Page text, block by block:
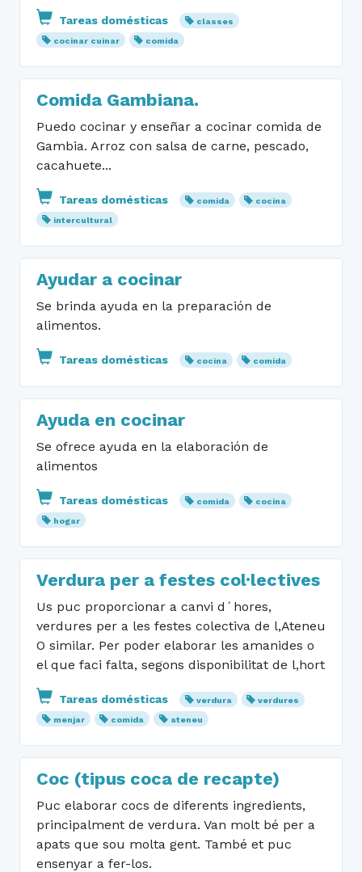
Tareas domésticas
classes
cocinar cuinar
comida
Comida Gambiana.
Puedo cocinar y enseñar a cocinar comida de
Gambia. Arroz con salsa de carne, pescado,
cacahuete...
Tareas domésticas comida
cocina
intercultural
Ayudar a cocinar
Se brinda ayuda en la preparación de
alimentos.
Tareas domésticas cocina comida
Ayuda en cocinar
Se ofrece ayuda en la elaboración de
alimentos
Tareas domésticas comida
cocina
hogar
Verdura per a festes col·lectives
Us puc proporcionar a canvi d´hores,
verdures per a les festes colectiva de l,Ateneu
O similar. Per poder elaborar les amanides o
el que faci falta, segons disponibilitat de l,hort
Tareas domésticas verdura
verdures
menjar
comida ateneu
Coc (tipus coca de recapte)
Puc elaborar cocs de diferents ingredients,
principalment de verdura. Van molt bé per a
apats que sou molta gent. També et puc
ensenyar a fer-los.